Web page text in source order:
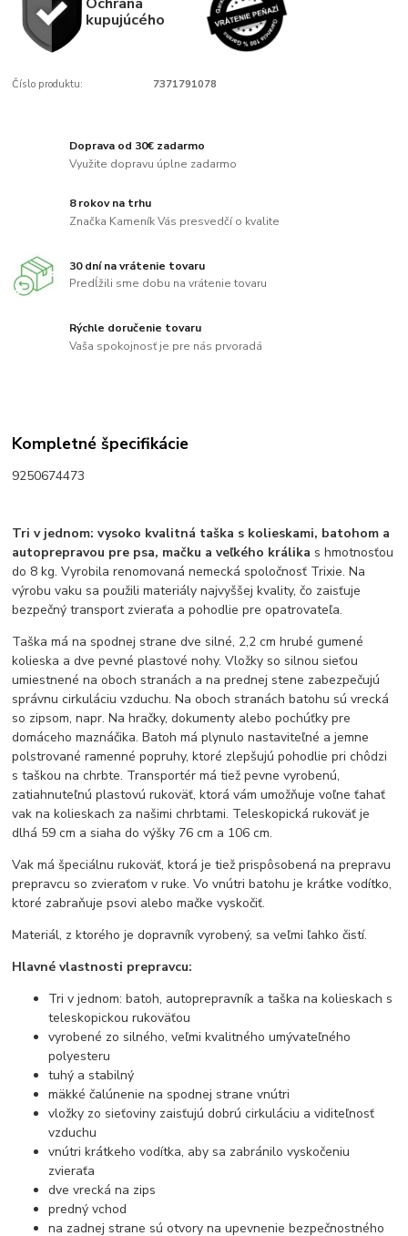
kupujúcého
Číslo produktu: 7371791078
Doprava od 30€ zadarmo
Využite dopravu úplne zadarmo
8 rokov na trhu
Značka Kameník Vás presvedčí o kvalite
30 dní na vrátenie tovaru
Predĺžili sme dobu na vrátenie tovaru
Rýchle doručenie tovaru
Vaša spokojnosť je pre nás prvoradá
Kompletné špecifikácie
9250674473
Tri v jednom: vysoko kvalitná taška s kolieskami, batohom a
autoprepravou pre psa, mačku a veľkého králika s hmotnosťou
do 8 kg. Vyrobila renomovaná nemecká spoločnosť Trixie. Na
výrobu vaku sa použili materiály najvyššej kvality, čo zaisťuje
bezpečný transport zvieraťa a pohodlie pre opatrovateľa.
Taška má na spodnej strane dve silné, 2,2 cm hrubé gumené
kolieska a dve pevné plastové nohy. Vložky so silnou sieťou
umiestnené na oboch stranách a na prednej stene zabezpečujú
správnu cirkuláciu vzduchu. Na oboch stranách batohu sú vrecká
so zipsom, napr. Na hračky, dokumenty alebo pochúťky pre
domáceho maznáčika. Batoh má plynulo nastaviteľné a jemne
polstrované ramenné popruhy, ktoré zlepšujú pohodlie pri chôdzi
s taškou na chrbte. Transportér má tiež pevne vyrobenú,
zatiahnuteľnú plastovú rukoväť, ktorá vám umožňuje voľne ťahať
vak na kolieskach za našimi chrbtami. Teleskopická rukoväť je
dlhá 59 cm a siaha do výšky 76 cm a 106 cm.
Vak má špeciálnu rukoväť, ktorá je tiež prispôsobená na prepravu
prepravcu so zvieraťom v ruke. Vo vnútri batohu je krátke vodítko,
ktoré zabraňuje psovi alebo mačke vyskočiť.
Materiál, z ktorého je dopravník vyrobený, sa veľmi ľahko čistí.
Hlavné vlastnosti prepravcu:
Tri v jednom: batoh, autoprepravník a taška na kolieskach s
teleskopickou rukoväťou
vyrobené zo silného, veľmi kvalitného umývateľného
polyesteru
tuhý a stabilný
mäkké čalúnenie na spodnej strane vnútri
vložky zo sieťoviny zaisťujú dobrú cirkuláciu a viditeľnosť
vzduchu
vnútri krátkeho vodítka, aby sa zabránilo vyskočeniu
zvieraťa
dve vrecká na zips
predný vchod
na zadnej strane sú otvory na upevnenie bezpečnostného